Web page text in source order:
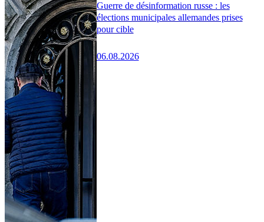
Guerre de désinformation russe : les
élections municipales allemandes prises
pour cible
06.08.2026